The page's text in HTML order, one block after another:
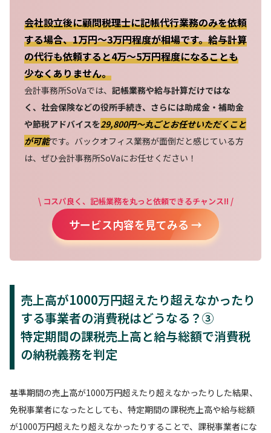
会社設立後に顧問税理士に記帳代行業務のみを依頼
する場合、1万円～3万円程度が相場です。給与計算
の代行も依頼すると4万～5万円程度になることも
少なくありません。
会計事務所SoVaでは、 記帳業務や給与計算だけではな
く、社会保険などの役所手続き、さらには助成金・補助金
や節税アドバイスを29,800円〜丸ごとお任せいただくこと
が可能です。バックオフィス業務が面倒だと感じている方
は、ぜひ会計事務所SoVaにお任せください！
\ コスパ良く、記帳業務を丸っと依頼できるチャンス!! /
サービス内容を見てみる →
売上高が1000万円超えたり超えなかったり
する事業者の消費税はどうなる？③
特定期間の課税売上高と給与総額で消費税
の納税義務を判定
基準期間の売上高が1000万円超えたり超えなかったりした結果、
免税事業者になったとしても、特定期間の課税売上高や給与総額
が1000万円超えたり超えなかったりすることで、課税事業者にな